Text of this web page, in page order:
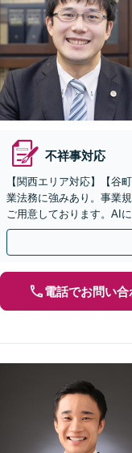
不祥事対応
【関西エリア対応】【谷
業法務に強みあり。事業
ご用意しております。AI
【夜間・休日の相談可能
電話でお問い合